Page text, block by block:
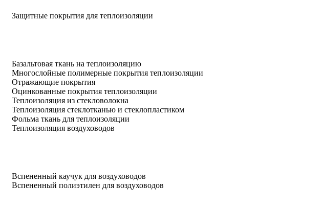
Защитные покрытия для теплоизоляции
Базальтовая ткань на теплоизоляцию
Многослойные полимерные покрытия теплоизоляции
Отражающие покрытия
Оцинкованные покрытия теплоизоляции
Теплоизоляция из стекловолокна
Теплоизоляция стеклотканью и стеклопластиком
Фольма ткань для теплоизоляции
Теплоизоляция воздуховодов
Вспененный каучук для воздуховодов
Вспененный полиэтилен для воздуховодов